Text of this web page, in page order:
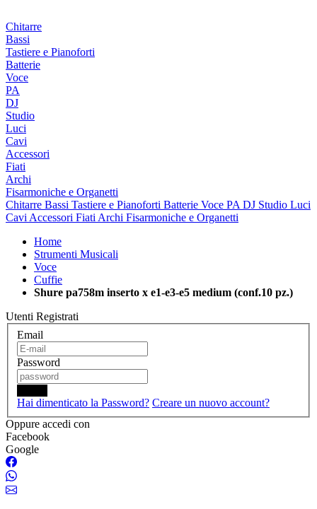
Chitarre
Bassi
Tastiere e Pianoforti
Batterie
Voce
PA
DJ
Studio
Luci
Cavi
Accessori
Fiati
Archi
Fisarmoniche e Organetti
Chitarre Bassi Tastiere e Pianoforti Batterie Voce PA DJ Studio Luci
Cavi Accessori Fiati Archi Fisarmoniche e Organetti
Home
Strumenti Musicali
Voce
Cuffie
Shure pa758m inserto x e1-e3-e5 medium (conf.10 pz.)
Utenti Registrati
Email
Password
Hai dimenticato la Password? Creare un nuovo account?
Oppure accedi con
Facebook
Google